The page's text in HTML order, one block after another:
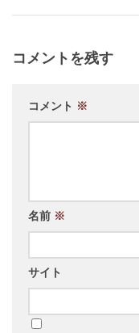
コメントを残す
コメント ※
名前 ※
サイト